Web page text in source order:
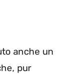
anche un
pur